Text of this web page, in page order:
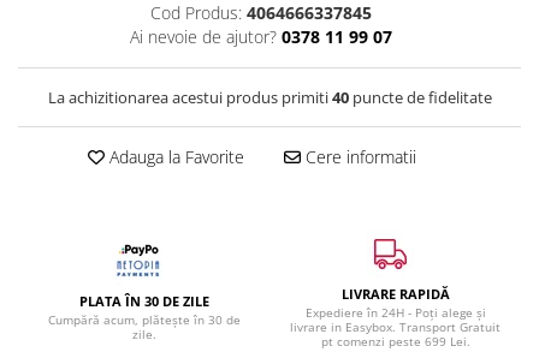
Cod Produs: 4064666337845
Ai nevoie de ajutor? 0378 11 99 07
La achizitionarea acestui produs primiti40puncte de fidelitate
Adauga la Favorite Cere informatii
PLATA ÎN 30 DE ZILE
Cumpără acum, plătește în 30 de
zile.
LIVRARE RAPIDĂ
Expediere în 24H - Poți alege și
livrare in Easybox. Transport Gratuit
pt comenzi peste 699 Lei.